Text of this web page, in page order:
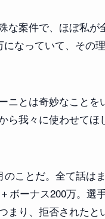
な案件で、ほぼ私が
なっていて、その
ニとは奇妙なことを
ら我々に使わせてほ
のことだ。全て話は
ボーナス200万。選
まり、拒否されたと